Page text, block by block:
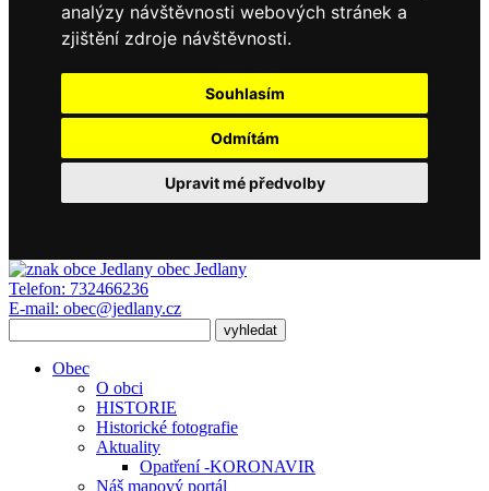
analýzy návštěvnosti webových stránek a
zjištění zdroje návštěvnosti.
Souhlasím
Odmítám
Upravit mé předvolby
obec Jedlany
Telefon: 732466236
E-mail: obec@jedlany.cz
Obec
O obci
HISTORIE
Historické fotografie
Aktuality
Opatření -KORONAVIR
Náš mapový portál